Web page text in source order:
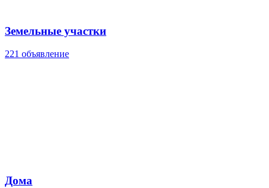
Земельные участки
221 объявление
Дома